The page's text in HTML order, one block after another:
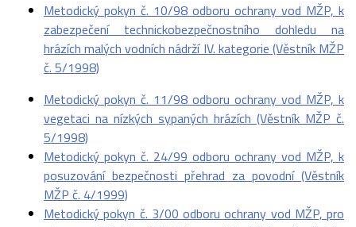
Metodický pokyn č. 10/98 odboru ochrany vod MŽP, k
zabezpečení technickobezpečnostního dohledu na
hrázích malých vodních nádrží IV. kategorie (Věstník MŽP
č. 5/1998)
Metodický pokyn č. 11/98 odboru ochrany vod MŽP, k
vegetaci na nízkých sypaných hrázích (Věstník MŽP č.
5/1998)
Metodický pokyn č. 24/99 odboru ochrany vod MŽP, k
posuzování bezpečnosti přehrad za povodní (Věstník
MŽP č. 4/1999)
Metodický pokyn č. 3/00 odboru ochrany vod MŽP, pro